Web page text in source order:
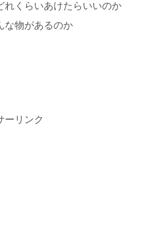
れくらいあけたらいいのか
な物があるのか
ーリンク